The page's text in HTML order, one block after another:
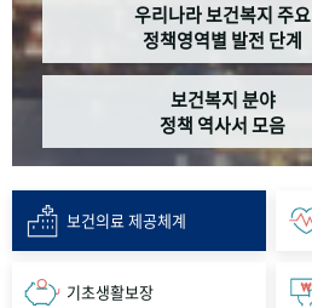
우리나라 보건복지 주요
정책영역별 발전 단계
보건복지 분야
정책 역사서 모음
보건의료 제공체계
기초생활보장